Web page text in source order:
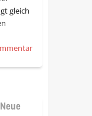
gleich
Neue